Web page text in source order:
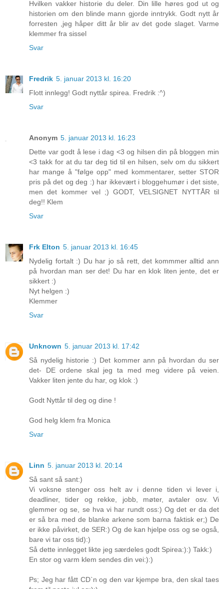
Hvilken vakker historie du deler. Din lille høres god ut og
historien om den blinde mann gjorde inntrykk. Godt nytt år
forresten ,jeg håper ditt år blir av det gode slaget. Varme
klemmer fra sissel
Svar
Fredrik 5. januar 2013 kl. 16:20
Flott innlegg! Godt nyttår spirea. Fredrik :^)
Svar
Anonym 5. januar 2013 kl. 16:23
Dette var godt å lese i dag <3 og hilsen din på bloggen min
<3 takk for at du tar deg tid til en hilsen, selv om du sikkert
har mange å "følge opp" med kommentarer, setter STOR
pris på det og deg :) har ikkevært i bloggehumør i det siste,
men det kommer vel ;) GODT, VELSIGNET NYTTÅR til
deg!! Klem
Svar
Frk Elton 5. januar 2013 kl. 16:45
Nydelig fortalt :) Du har jo så rett, det kommmer alltid ann
på hvordan man ser det! Du har en klok liten jente, det er
sikkert :)
Nyt helgen :)
Klemmer
Svar
Unknown 5. januar 2013 kl. 17:42
Så nydelig historie :) Det kommer ann på hvordan du ser
det- DE ordene skal jeg ta med meg videre på veien.
Vakker liten jente du har, og klok :)
Godt Nyttår til deg og dine !
God helg klem fra Monica
Svar
Linn 5. januar 2013 kl. 20:14
Så sant så sant:)
Vi voksne stenger oss helt av i denne tiden vi lever i,
deadliner, tider og rekke, jobb, møter, avtaler osv. Vi
glemmer og se, se hva vi har rundt oss:) Og det er da det
er så bra med de blanke arkene som barna faktisk er;) De
er ikke påvirket, de SER:) Og de kan hjelpe oss og se også,
bare vi tar oss tid):)
Så dette innlegget likte jeg særdeles godt Spirea:):) Takk:)
En stor og varm klem sendes din vei:):)
Ps; Jeg har fått CD`n og den var kjempe bra, den skal taes